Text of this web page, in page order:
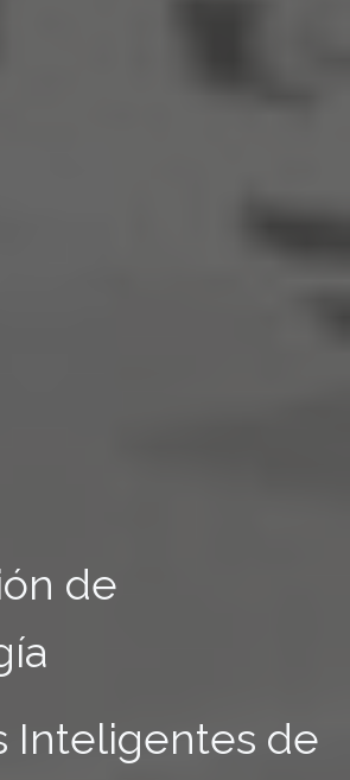
de
Inteligentes de